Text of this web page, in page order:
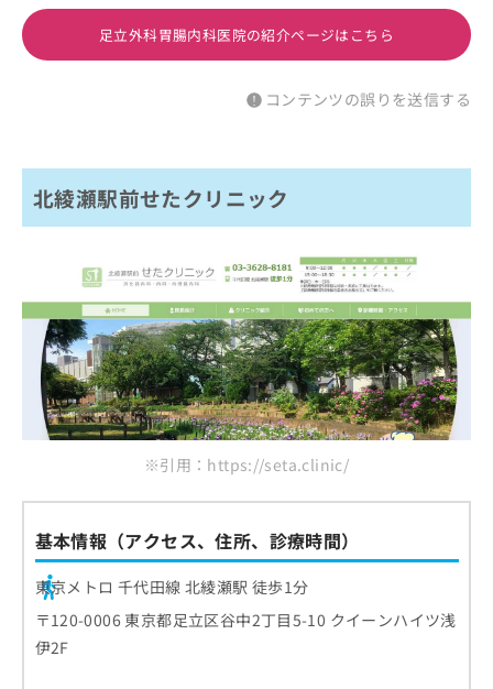
足立外科胃腸内科医院の紹介ページはこちら
コンテンツの誤りを送信する
北綾瀬駅前せたクリニック
※引用：https://seta.clinic/
基本情報（アクセス、住所、診療時間）
東京メトロ 千代田線 北綾瀬駅 徒歩1分
〒120-0006 東京都足立区谷中2丁目5-10 クイーンハイツ浅
伊2F